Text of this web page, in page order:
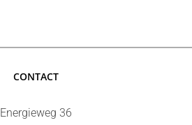
CONTACT
Energieweg 36